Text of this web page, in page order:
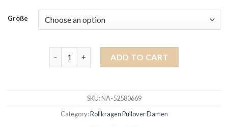
Größe
ADD TO CART
SKU:NA-52580669
Category:Rollkragen Pullover Damen